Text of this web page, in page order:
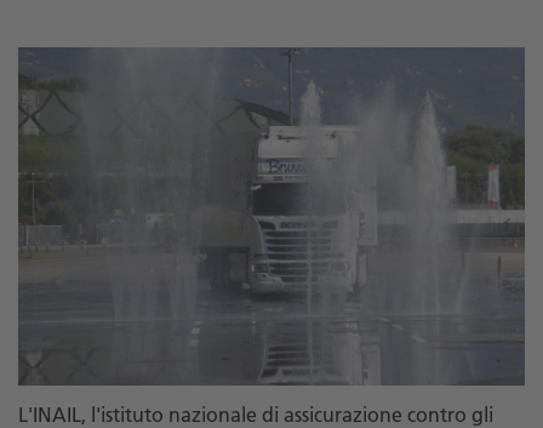
L'INAIL, l'istituto nazionale di assicurazione contro gli